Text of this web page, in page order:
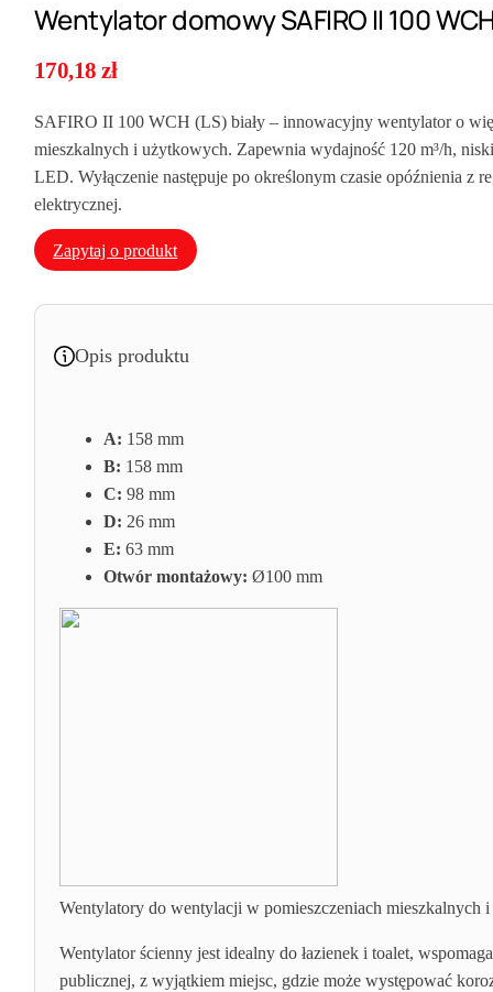
Wentylator domowy SAFIRO II 100
170,18zł
SAFIRO II 100 WCH (LS) biały – innowacyjny wentylator o
mieszkalnych i użytkowych. Zapewnia wydajność 120 m³/h,
LED. Wyłączenie następuje po określonym czasie opóźnienia z
elektrycznej.
Zapytaj o produkt
Opis produktu
A: 158 mm
B: 158 mm
C: 98 mm
D: 26 mm
E: 63 mm
Otwór montażowy: Ø100 mm
Wentylatory do wentylacji w pomieszczeniach mieszkalnych
Wentylator ścienny jest idealny do łazienek i toalet,
publicznej, z wyjątkiem miejsc, gdzie może występować